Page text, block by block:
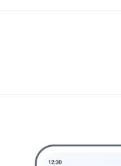
سرمایه‌گذاران قابلیت بالقوه